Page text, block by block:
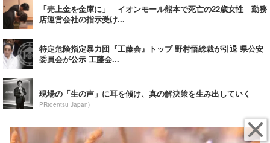
「売上金を金庫に」 イオンモール熊本で死亡の22歳女性 勤務
店運営会社の指示受け...
特定危険指定暴力団『工藤会』トップ 野村悟総裁が引退 県公安
委員会が公示 工藤会...
現場の「生の声」に耳を傾け、真の解決策を生み出していく
PR(dentsu Japan)